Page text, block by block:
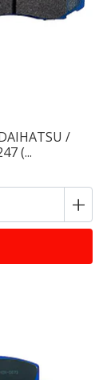
/
(...
+